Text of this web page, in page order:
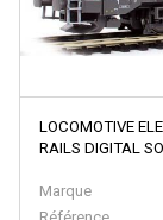
MGM
MIBER
MICRO-
MICRO-TRAINS
MICRO CITY
LOCOMOTIVE
RAILS DIGITAL
Marque